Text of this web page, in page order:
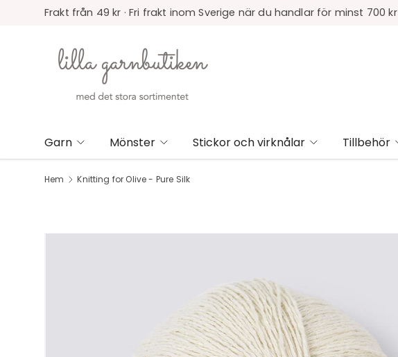
Frakt från 49 kr · Fri frakt inom Sverige när du handlar för minst 700 kr
Garn Mönster Stickor och virknålar Tillbehör
Hem Knitting for Olive - Pure Silk